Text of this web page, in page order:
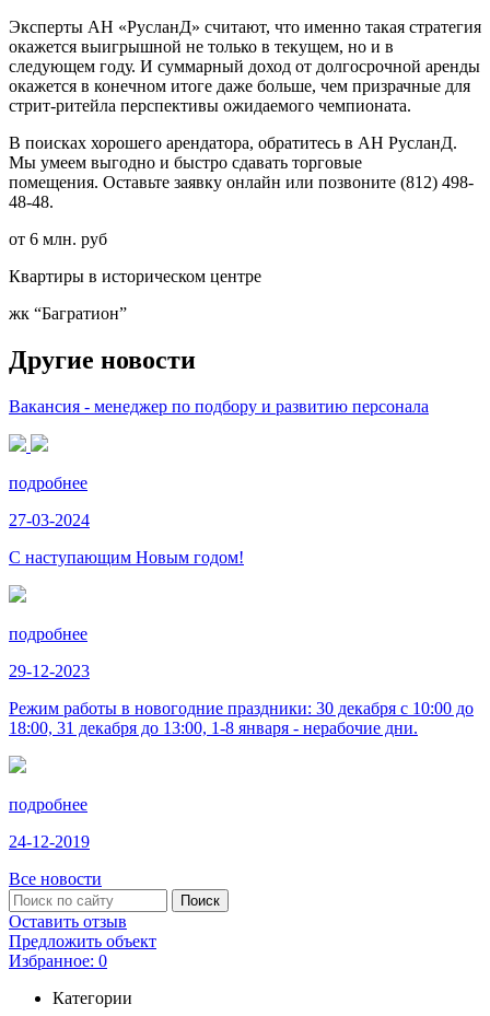
Эксперты АН «РусланД» считают, что именно такая стратегия
окажется выигрышной не только в текущем, но и в
следующем году. И суммарный доход от долгосрочной аренды
окажется в конечном итоге даже больше, чем призрачные для
стрит-ритейла перспективы ожидаемого чемпионата.
В поисках хорошего арендатора, обратитесь в АН РусланД.
Мы умеем выгодно и быстро сдавать торговые
помещения. Оставьте заявку онлайн или позвоните (812) 498-
48-48.
от 6 млн. руб
Квартиры в историческом центре
жк “Багратион”
Другие новости
Вакансия - менеджер по подбору и развитию персонала
подробнее
27-03-2024
С наступающим Новым годом!
подробнее
29-12-2023
Режим работы в новогодние праздники: 30 декабря с 10:00 до
18:00, 31 декабря до 13:00, 1-8 января - нерабочие дни.
подробнее
24-12-2019
Все новости
Оставить отзыв
Предложить объект
Избранное: 0
Категории